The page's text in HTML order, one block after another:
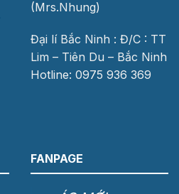
(Mrs.Nhung)
Đại lí Bắc Ninh : Đ/C : TT
Lim – Tiên Du – Bắc Ninh
Hotline: 0975 936 369
FANPAGE